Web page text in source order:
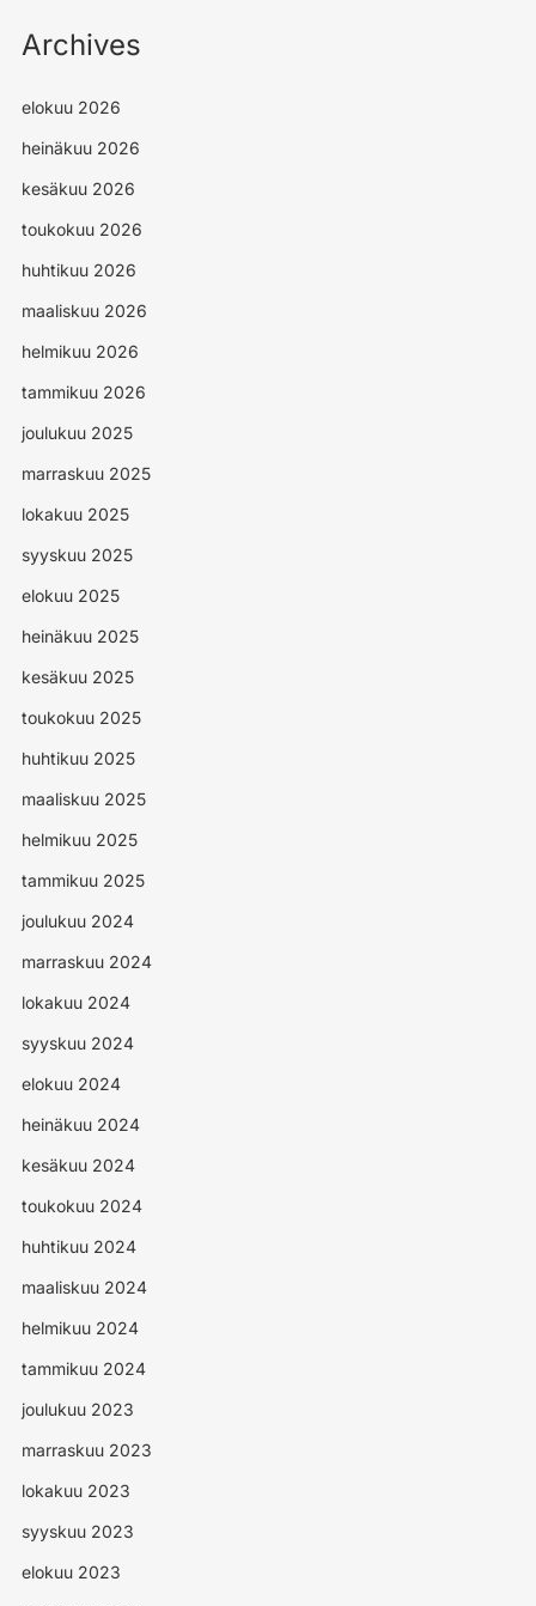
Archives
elokuu 2026
heinäkuu 2026
kesäkuu 2026
toukokuu 2026
huhtikuu 2026
maaliskuu 2026
helmikuu 2026
tammikuu 2026
joulukuu 2025
marraskuu 2025
lokakuu 2025
syyskuu 2025
elokuu 2025
heinäkuu 2025
kesäkuu 2025
toukokuu 2025
huhtikuu 2025
maaliskuu 2025
helmikuu 2025
tammikuu 2025
joulukuu 2024
marraskuu 2024
lokakuu 2024
syyskuu 2024
elokuu 2024
heinäkuu 2024
kesäkuu 2024
toukokuu 2024
huhtikuu 2024
maaliskuu 2024
helmikuu 2024
tammikuu 2024
joulukuu 2023
marraskuu 2023
lokakuu 2023
syyskuu 2023
elokuu 2023